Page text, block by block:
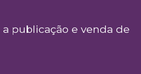
publicação e venda de